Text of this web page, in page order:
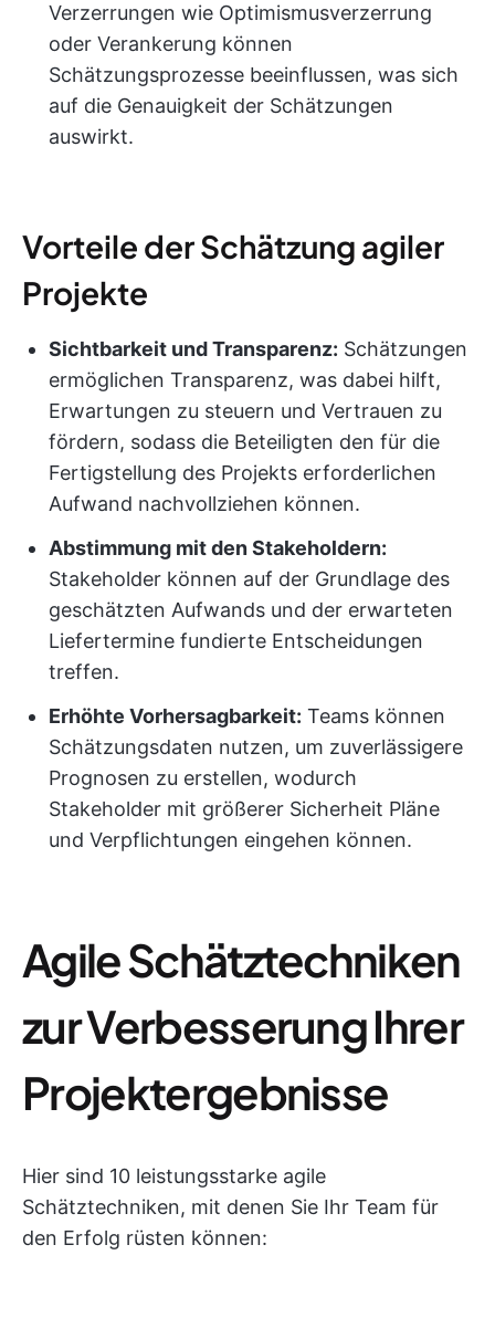
Verzerrungen wie Optimismusverzerrung
oder Verankerung können
Schätzungsprozesse beeinflussen, was sich
auf die Genauigkeit der Schätzungen
auswirkt.
Vorteile der Schätzung agiler
Projekte
Sichtbarkeit und Transparenz: Schätzungen
ermöglichen Transparenz, was dabei hilft,
Erwartungen zu steuern und Vertrauen zu
fördern, sodass die Beteiligten den für die
Fertigstellung des Projekts erforderlichen
Aufwand nachvollziehen können.
Abstimmung mit den Stakeholdern:
Stakeholder können auf der Grundlage des
geschätzten Aufwands und der erwarteten
Liefertermine fundierte Entscheidungen
treffen.
Erhöhte Vorhersagbarkeit: Teams können
Schätzungsdaten nutzen, um zuverlässigere
Prognosen zu erstellen, wodurch
Stakeholder mit größerer Sicherheit Pläne
und Verpflichtungen eingehen können.
Agile Schätztechniken
zur Verbesserung Ihrer
Projektergebnisse
Hier sind 10 leistungsstarke agile
Schätztechniken, mit denen Sie Ihr Team für
den Erfolg rüsten können: